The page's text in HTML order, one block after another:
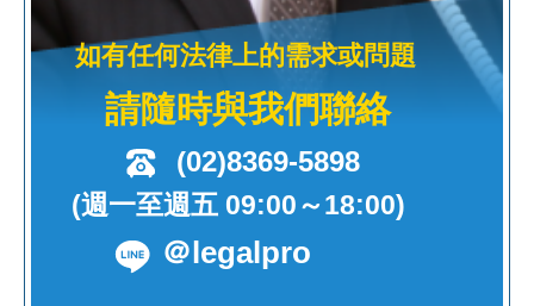
如有任何法律上的需求或問題
請隨時與我們聯絡
(02)8369-5898
(週一至週五 09:00～18:00)
＠legalpro